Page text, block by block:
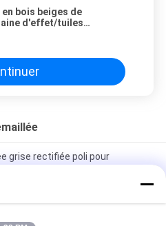
bois beiges de
d'effet/tuiles
grise rectifiée poli pour
glacée brillante avec finition